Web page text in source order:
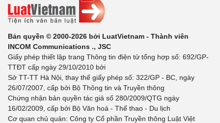
Bản quyền © 2000-2026 bởi LuatVietnam - Thành viên
INCOM Communications ., JSC
Giấy phép thiết lập trang Thông tin điện tử tổng hợp số: 692/GP-
TTĐT cấp ngày 29/10/2010 bởi
Sở TT-TT Hà Nội, thay thế giấy phép số: 322/GP - BC, ngày
26/07/2007, cấp bởi Bộ Thông tin và Truyền thông
Chứng nhận bản quyền tác giả số 280/2009/QTG ngày
16/02/2009, cấp bởi Bộ Văn hoá - Thể thao - Du lịch
Cơ quan chủ quản: Công ty Cổ phần Truyền thông Luật Việt